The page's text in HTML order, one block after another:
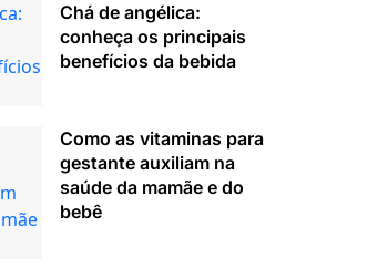
Chá de angélica:
conheça os principais
benefícios da bebida
Como as vitaminas para
gestante auxiliam na
saúde da mamãe e do
bebê